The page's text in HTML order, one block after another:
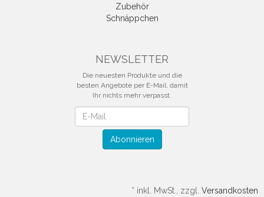
Zubehör
Schnäppchen
NEWSLETTER
Die neuesten Produkte und die
besten Angebote per E-Mail, damit
Ihr nichts mehr verpasst.
Abonnieren
* inkl. MwSt., zzgl. Versandkosten